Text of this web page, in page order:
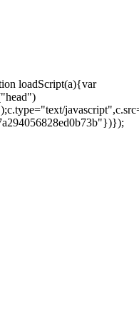
loadScript(a){var